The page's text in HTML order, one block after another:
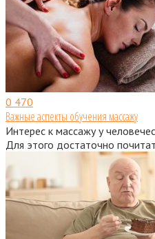
0 470
Важные аспекты обучения массажу
Интерес к массажу у
Для этого достаточно